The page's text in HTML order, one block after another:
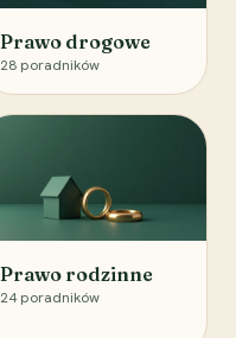
Prawo drogowe
28 poradników
Prawo rodzinne
24 poradników